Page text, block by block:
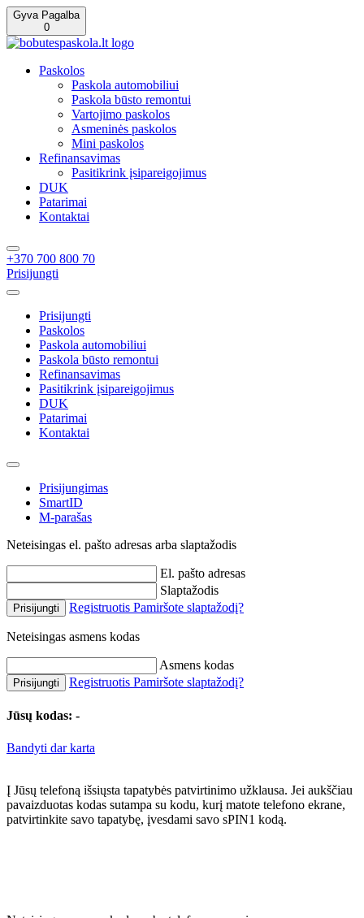
Gyva Pagalba
0
Paskolos
Paskola automobiliui
Paskola būsto remontui
Vartojimo paskolos
Asmeninės paskolos
Mini paskolos
Refinansavimas
Pasitikrink įsipareigojimus
DUK
Patarimai
Kontaktai
+370 700 800 70
Prisijungti
Prisijungti
Paskolos
Paskola automobiliui
Paskola būsto remontui
Refinansavimas
Pasitikrink įsipareigojimus
DUK
Patarimai
Kontaktai
Prisijungimas
SmartID
M-parašas
Neteisingas el. pašto adresas arba slaptažodis
El. pašto adresas
Slaptažodis
Prisijungti Registruotis Pamiršote slaptažodį?
Neteisingas asmens kodas
Asmens kodas
Prisijungti Registruotis Pamiršote slaptažodį?
Jūsų kodas: -
Bandyti dar karta
Į Jūsų telefoną išsiųsta tapatybės patvirtinimo užklausa. Jei aukščiau
pavaizduotas kodas sutampa su kodu, kurį matote telefono ekrane,
patvirtinkite savo tapatybę, įvesdami savo sPIN1 kodą.